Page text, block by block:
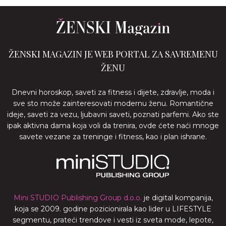
ŽENSKI MAGAZIN JE WEB PORTAL ZA SAVREMENU
ŽENU
Dnevni horoskop, saveti za fitness i dijete, zdravlje, moda i
sve sto može zainteresovati modernu ženu. Romantične
ideje, saveti za vezu, ljubavni saveti, poznati parfemi. Ako ste
ipak aktivna dama koja voli da trenira, ovde ćete naći mnoge
savete vezane za treninge i fitness, kao i plan ishrane.
Mini STUDIO Publishing Group d.o.o. je digital kompanija,
koja se 2009. godine pozicionirala kao lider u LIFESTYLE
segmentu, prateći trendove i vesti iz sveta mode, lepote,